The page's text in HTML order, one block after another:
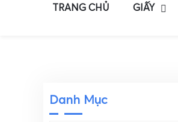
TRANG CHỦ GIẤY
Danh Mục